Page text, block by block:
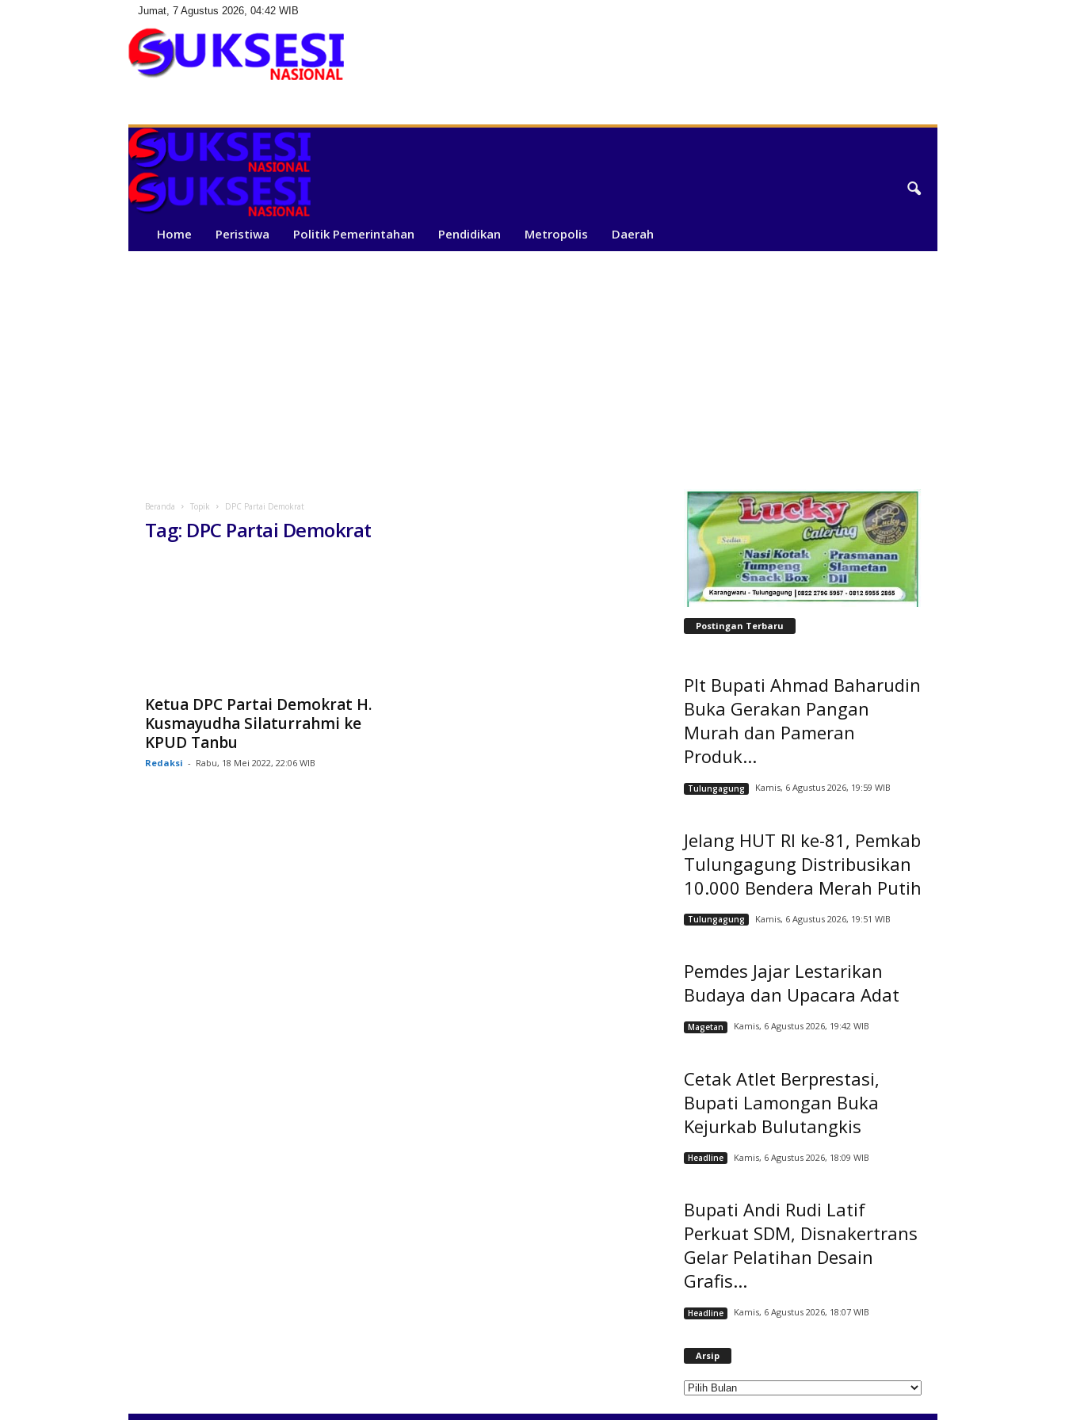
Jumat, 7 Agustus 2026, 04:42 WIB
s
e
i
N
i
Home Peristiwa Politik Pemerintahan Pendidikan Metropolis Daerah
Beranda Topik DPC Partai Demokrat
Tag: DPC Partai Demokrat
Ketua DPC Partai Demokrat H.
Kusmayudha Silaturrahmi ke
KPUD Tanbu
Redaksi - Rabu, 18 Mei 2022, 22:06 WIB
Postingan Terbaru
Plt Bupati Ahmad Baharudin
Buka Gerakan Pangan
Murah dan Pameran
Produk...
Tulungagung Kamis, 6 Agustus 2026, 19:59 WIB
Jelang HUT RI ke-81, Pemkab
Tulungagung Distribusikan
10.000 Bendera Merah Putih
Tulungagung Kamis, 6 Agustus 2026, 19:51 WIB
Pemdes Jajar Lestarikan
Budaya dan Upacara Adat
Magetan Kamis, 6 Agustus 2026, 19:42 WIB
Cetak Atlet Berprestasi,
Bupati Lamongan Buka
Kejurkab Bulutangkis
Headline Kamis, 6 Agustus 2026, 18:09 WIB
Bupati Andi Rudi Latif
Perkuat SDM, Disnakertrans
Gelar Pelatihan Desain
Grafis...
Headline Kamis, 6 Agustus 2026, 18:07 WIB
Arsip
i